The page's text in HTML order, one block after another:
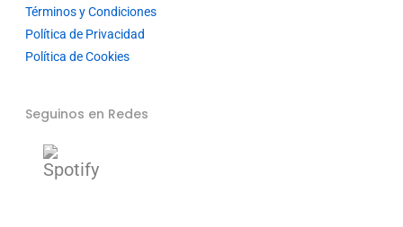
Términos y Condiciones
Política de Privacidad
Política de Cookies
Seguinos en Redes